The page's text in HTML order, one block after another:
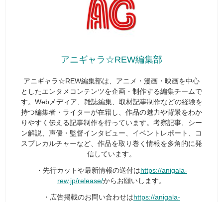
アニギャラ☆REW編集部
アニギャラ☆REW編集部は、アニメ・漫画・映画を中心
としたエンタメコンテンツを企画・制作する編集チームで
す。Webメディア、雑誌編集、取材記事制作などの経験を
持つ編集者・ライターが在籍し、作品の魅力や背景をわか
りやすく伝える記事制作を行っています。考察記事、シー
ン解説、声優・監督インタビュー、イベントレポート、コ
スプレカルチャーなど、作品を取り巻く情報を多角的に発
信しています。
・先行カットや最新情報の送付は https://anigala-
rew.jp/release/からお願いします。
・広告掲載のお問い合わせは https://anigala-